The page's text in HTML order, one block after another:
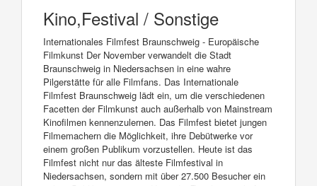
Kino,Festival / Sonstige
Internationales Filmfest Braunschweig - Europäische
Filmkunst Der November verwandelt die Stadt
Braunschweig in Niedersachsen in eine wahre
Pilgerstätte für alle Filmfans. Das Internationale
Filmfest Braunschweig lädt ein, um die verschiedenen
Facetten der Filmkunst auch außerhalb von Mainstream
Kinofilmen kennenzulernen. Das Filmfest bietet jungen
Filmemachern die Möglichkeit, ihre Debütwerke vor
einem großen Publikum vorzustellen. Heute ist das
Filmfest nicht nur das älteste Filmfestival in
Niedersachsen, sondern mit über 27.500 Besucher ein